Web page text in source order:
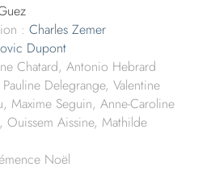
: Charles Zemer
Dupont
Chatard, Antonio Hebrard
Delegrange, Valentine
Maxime Seguin, Anne-Caroline
Ouissem Aissine, Mathilde
Noël